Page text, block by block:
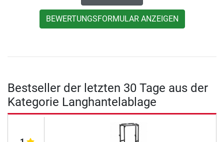
BEWERTUNGSFORMULAR ANZEIGEN
Bestseller der letzten 30 Tage aus der
Kategorie Langhantelablage